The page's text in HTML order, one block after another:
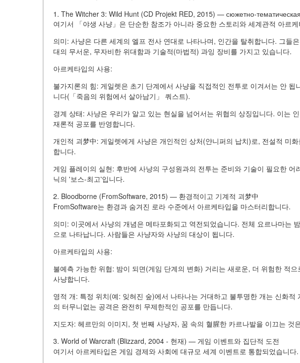
1. The Witcher 3: Wild Hunt (CD Projekt RED, 2015) — сюжетно-
여기서 「야생 사냥」은 단순한 참조가 아니라 중요한 스토리와 세계관적 아르
의미: 사냥은 다른 세계의 엘프 전사 연대로 나타나며, 인간을 탈취합니다. 그들
대의 무서운, 무자비한 위대함과 기술적(마법적) 과잉 장비를 가지고 있습니다.
아르케타입의 사용:
불가지론의 힘: 게일렛은 초기 단계에서 사냥을 직접적인 전투로 이겨서는 안 됩
니다(「죽음의 위험에서 살아남기」 쿼스트).
경계 상태: 사냥은 우리가 알고 있는 현실을 넘어서는 위협의 상징입니다. 이는
재론적 공포를 반영합니다.
개인적 괴梦中: 게일렛에게 사냥은 개인적인 상처(얀니퍼의 납치)로, 전설적 미
합니다.
게임 플레이의 실현: 후반에 사냥의 구성원과의 전투는 준비와 기술이 필요한 어
닉의 '보스-최고'입니다.
2. Bloodborne (FromSoftware, 2015) — 환경적이고 기계적 괴梦中
FromSoftware는 환경과 숨겨진 로라 수준에서 아르케타입을 마스터리합니다.
의미: 이곳에서 사냥의 개념은 메타포화되고 역전되었습니다. 전체 요르나마는
으로 나타납니다. 사람들은 사냥자와 사냥의 대상이 됩니다.
아르케타입의 사용:
불예측 가능한 위협: 밤이 되면(게임 단계의 변화) 거리는 새로운, 더 위험한 적
사냥합니다.
영적 개: 특정 위치(예: 잊혀진 숲)에서 나타나는 거대하고 불투명한 개는 신화
의 터무니없는 공격은 완전히 무제한적인 공포를 만듭니다.
지도자: 헤르만의 이미지, 첫 번째 사냥자, 꿈 속의 혈腥한 카르나발을 이끄는 것
3. World of Warcraft (Blizzard, 2004 - 현재) — 게임 이벤트와 집단적 도전
여기서 아르케타입은 게임 경제와 사회에 대규모 세계 이벤트로 통합되었습니다.